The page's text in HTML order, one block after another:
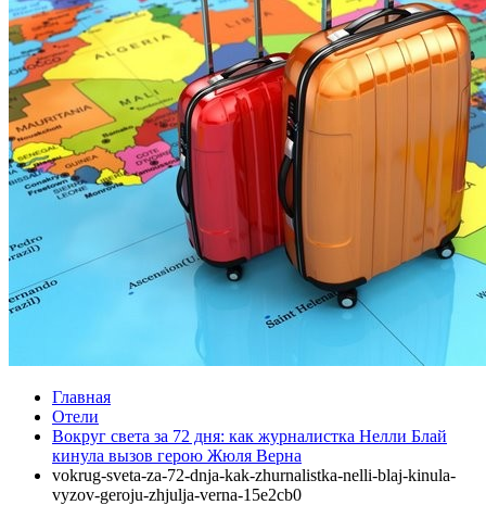
Главная
Отели
Вокруг света за 72 дня: как журналистка Нелли Блай
кинула вызов герою Жюля Верна
vokrug-sveta-za-72-dnja-kak-zhurnalistka-nelli-blaj-kinula-
vyzov-geroju-zhjulja-verna-15e2cb0